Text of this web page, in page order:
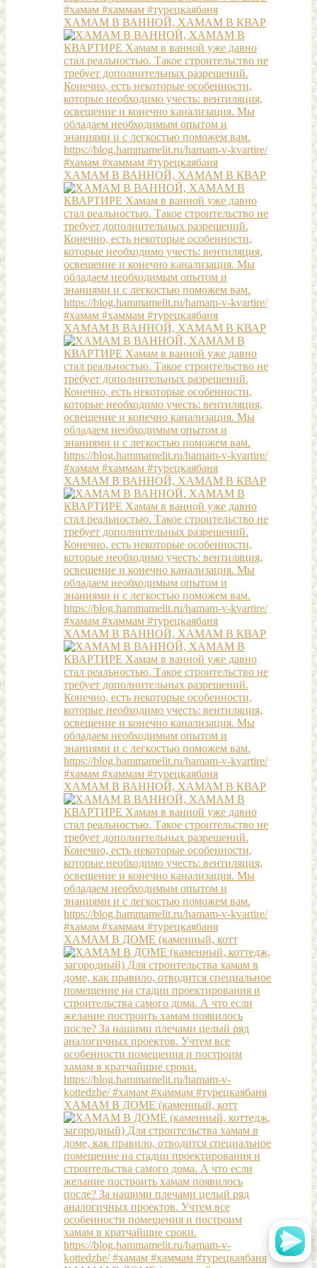
ХАМАМ В ВАННОЙ, ХАМАМ В КВАР
ХАМАМ В ВАННОЙ, ХАМАМ В КВАР
ХАМАМ В ВАННОЙ, ХАМАМ В КВАР
ХАМАМ В ВАННОЙ, ХАМАМ В КВАР
ХАМАМ В ВАННОЙ, ХАМАМ В КВАР
ХАМАМ В ВАННОЙ, ХАМАМ В КВАР
ХАМАМ В ДОМЕ (каменный, котт
ХАМАМ В ДОМЕ (каменный, котт